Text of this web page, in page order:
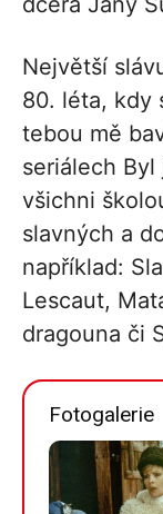
Největší
80. léta, kdy
tebou mě
seriálech
všichni
slavných a
například:
Lescaut,
dragouna či
Fotogalerie